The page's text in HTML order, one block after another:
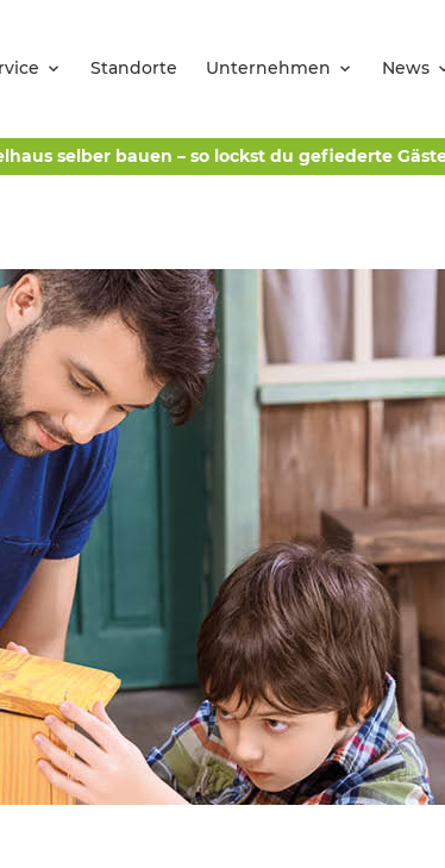
Standorte Unternehmen News
selber bauen – so lockst du gefiederte